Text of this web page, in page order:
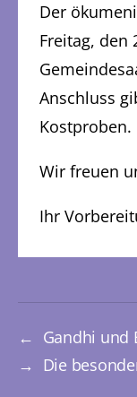
Der
Freitag, den
Anschluss
Kostproben.
Wir freuen
Ihr
← Gandhi und
→
Die